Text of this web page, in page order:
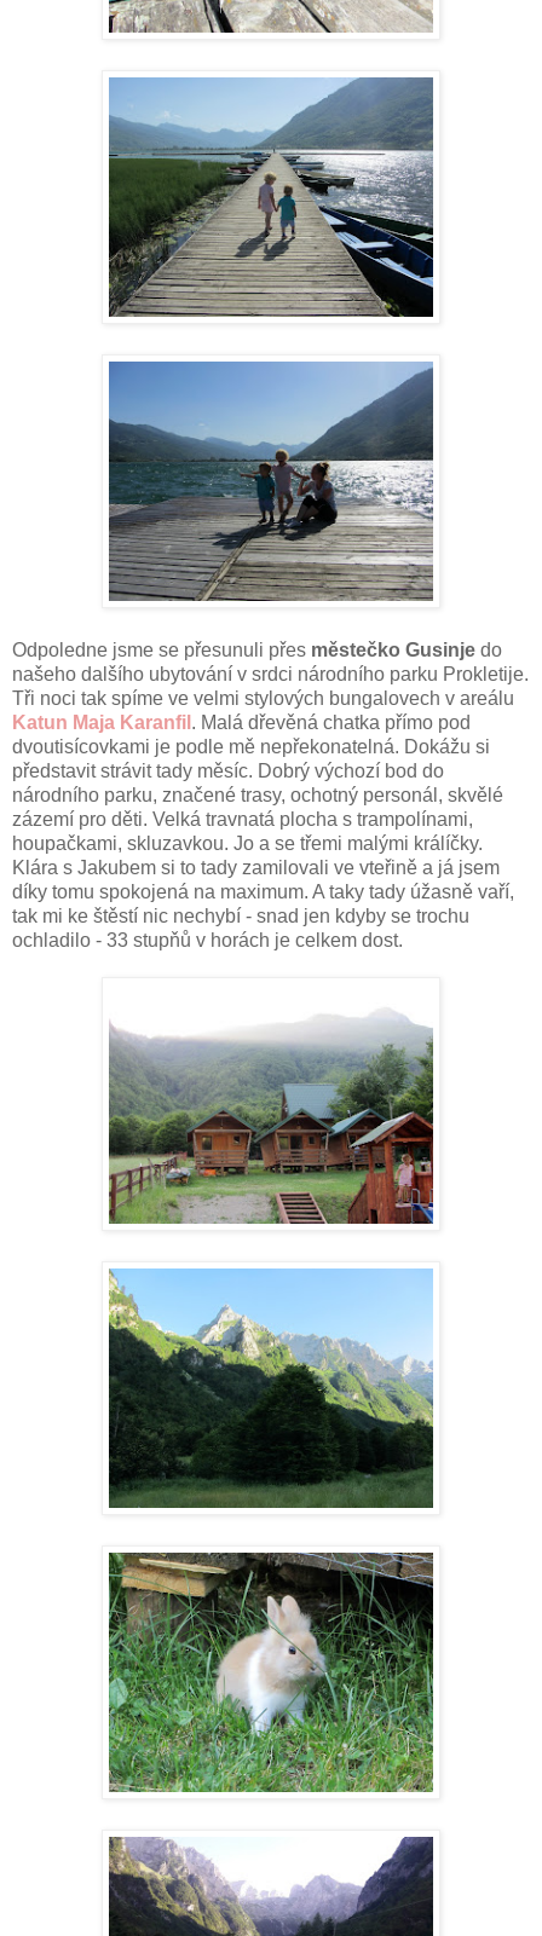
Odpoledne jsme se přesunuli přes městečko Gusinje do
našeho dalšího ubytování v srdci národního parku Prokletije.
Tři noci tak spíme ve velmi stylových bungalovech v areálu
Katun Maja Karanfil . Malá dřevěná chatka přímo pod
dvoutisícovkami je podle mě nepřekonatelná. Dokážu si
představit strávit tady měsíc. Dobrý výchozí bod do
národního parku, značené trasy, ochotný personál, skvělé
zázemí pro děti. Velká travnatá plocha s trampolínami,
houpačkami, skluzavkou. Jo a se třemi malými králíčky.
Klára s Jakubem si to tady zamilovali ve vteřině a já jsem
díky tomu spokojená na maximum. A taky tady úžasně vaří,
tak mi ke štěstí nic nechybí - snad jen kdyby se trochu
ochladilo - 33 stupňů v horách je celkem dost.